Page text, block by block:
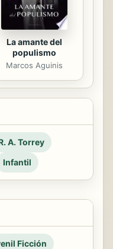
La amante del
populismo
Marcos Aguinis
A. Torrey
Infantil
Ficción